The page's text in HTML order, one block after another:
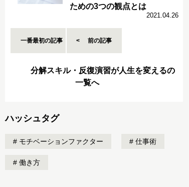
ための3つの観点とは
2021.04.26
一番最初の記事 前の記事
分解スキル・反復演習が人生を変えるの
一覧へ
ハッシュタグ
モチベーションファクター 仕事術
働き方